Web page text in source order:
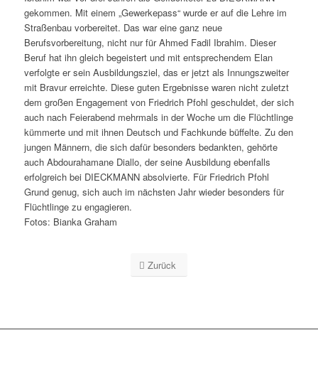
gekommen. Mit einem „Gewerkepass“ wurde er auf die Lehre im
Straßenbau vorbereitet. Das war eine ganz neue
Berufsvorbereitung, nicht nur für Ahmed Fadil Ibrahim. Dieser
Beruf hat ihn gleich begeistert und mit entsprechendem Elan
verfolgte er sein Ausbildungsziel, das er jetzt als Innungszweiter
mit Bravur erreichte. Diese guten Ergebnisse waren nicht zuletzt
dem großen Engagement von Friedrich Pfohl geschuldet, der sich
auch nach Feierabend mehrmals in der Woche um die Flüchtlinge
kümmerte und mit ihnen Deutsch und Fachkunde büffelte. Zu den
jungen Männern, die sich dafür besonders bedankten, gehörte
auch Abdourahamane Diallo, der seine Ausbildung ebenfalls
erfolgreich bei DIECKMANN absolvierte. Für Friedrich Pfohl
Grund genug, sich auch im nächsten Jahr wieder besonders für
Flüchtlinge zu engagieren.
Fotos: Bianka Graham
Zurück